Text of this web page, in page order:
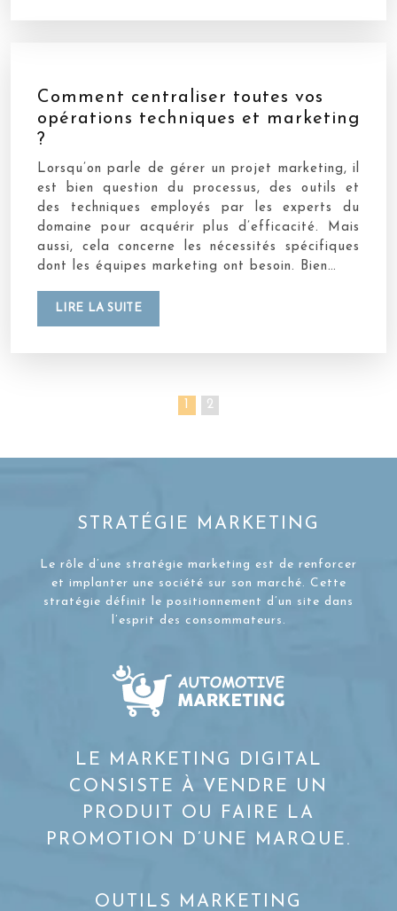
Comment centraliser toutes vos
opérations techniques et marketing
?
Lorsqu’on parle de gérer un projet marketing, il
est bien question du processus, des outils et
des techniques employés par les experts du
domaine pour acquérir plus d’efficacité. Mais
aussi, cela concerne les nécessités spécifiques
dont les équipes marketing ont besoin. Bien…
LIRE LA SUITE
2
STRATÉGIE MARKETING
Le rôle d’une stratégie marketing est de renforcer
et implanter une société sur son marché. Cette
stratégie définit le positionnement d’un site dans
l’esprit des consommateurs.
LE MARKETING DIGITAL
CONSISTE À VENDRE UN
PRODUIT OU FAIRE LA
PROMOTION D’UNE MARQUE.
OUTILS MARKETING